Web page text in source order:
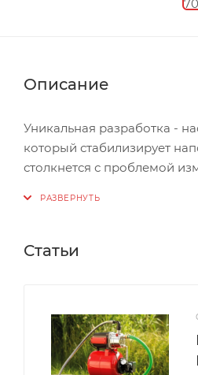
Описание
Уникальная разработка -
который стабилизирует
столкнется с проблемой
потребления. Для
Максимальный напор, м35
Максимальный расход, л/
Частота тока, Гц50
Статьи